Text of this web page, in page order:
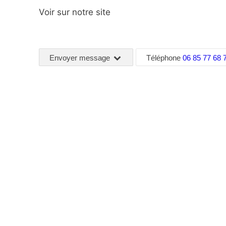
Voir sur notre site
Envoyer message Téléphone 06 85 77 68